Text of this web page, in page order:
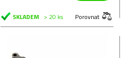
SKLADEM > 20 ks Porovnat